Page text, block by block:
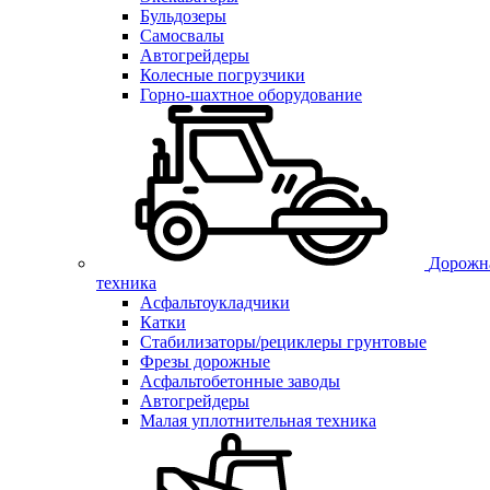
Бульдозеры
Самосвалы
Автогрейдеры
Колесные погрузчики
Горно-шахтное оборудование
техника
Асфальтоукладчики
Катки
Стабилизаторы/рециклеры грунтовые
Фрезы дорожные
Асфальтобетонные заводы
Автогрейдеры
Малая уплотнительная техника